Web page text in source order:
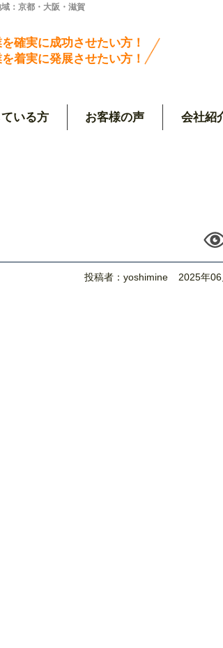
：京都・大阪・滋賀
確実に成功させたい方！
着実に発展させたい方！
いる方 お客様の声 会社紹
投稿者：yoshimine 2025年